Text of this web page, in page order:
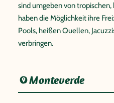
sind umgeben von
haben die Möglichkeit ihre
Pools, heißen Quellen,
verbringen.
Monteverde